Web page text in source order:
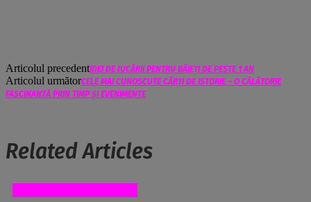
Articolul precedentIDEI DE JUCĂRII PENTRU BĂIEȚI DE PESTE 1 AN
Articolul următorCELE MAI CUNOSCUTE CĂRȚI DE ISTORIE – O CĂLĂTORIE
FASCINANTĂ PRIN TIMP ȘI EVENIMENTE
Related Articles